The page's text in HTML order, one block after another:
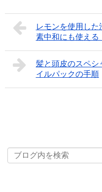
レモンを使用し
素中和にも使える
髪と頭皮のスペシ
イルパックの手順